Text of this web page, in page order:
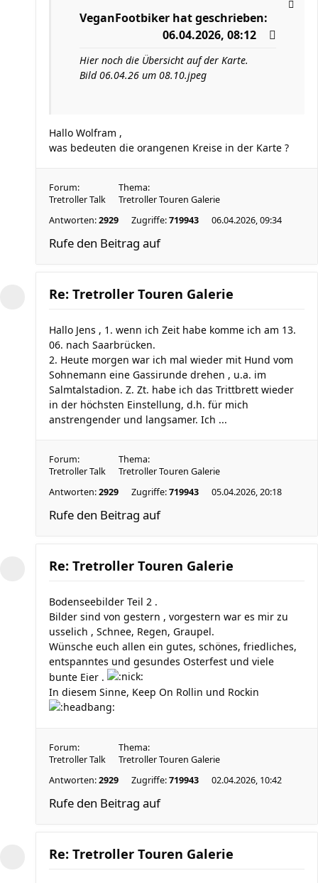
VeganFootbiker hat geschrieben:
06.04.2026, 08:12
Hier noch die Übersicht auf der Karte.
Bild 06.04.26 um 08.10.jpeg
Hallo Wolfram ,
was bedeuten die orangenen Kreise in der Karte ?
Forum:
Tretroller Talk
Thema:
Tretroller Touren Galerie
Antworten:2929 Zugriffe:719943 06.04.2026, 09:34
Rufe den Beitrag auf
Re: Tretroller Touren Galerie
Hallo Jens , 1. wenn ich Zeit habe komme ich am 13.
06. nach Saarbrücken.
2. Heute morgen war ich mal wieder mit Hund vom
Sohnemann eine Gassirunde drehen , u.a. im
Salmtalstadion. Z. Zt. habe ich das Trittbrett wieder
in der höchsten Einstellung, d.h. für mich
anstrengender und langsamer. Ich ...
Forum:
Tretroller Talk
Thema:
Tretroller Touren Galerie
Antworten:2929 Zugriffe:719943 05.04.2026, 20:18
Rufe den Beitrag auf
Re: Tretroller Touren Galerie
Bodenseebilder Teil 2 .
Bilder sind von gestern , vorgestern war es mir zu
usselich , Schnee, Regen, Graupel.
Wünsche euch allen ein gutes, schönes, friedliches,
entspanntes und gesundes Osterfest und viele
bunte Eier .
In diesem Sinne, Keep On Rollin und Rockin
Forum:
Tretroller Talk
Thema:
Tretroller Touren Galerie
Antworten:2929 Zugriffe:719943 02.04.2026, 10:42
Rufe den Beitrag auf
Re: Tretroller Touren Galerie